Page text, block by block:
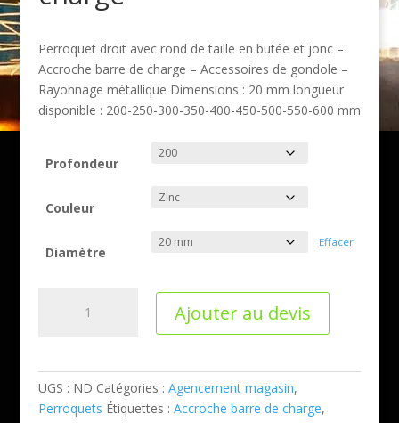
Perroquet droit avec rond de taille en butée et jonc –
Accroche barre de charge – Accessoires de gondole –
Rayonnage métallique Dimensions : 20 mm longueur
disponible : 200-250-300-350-400-450-500-550-600 mm
Profondeur
Couleur
Diamètre
Effacer
Ajouter au devis
UGS : ND Catégories : Agencement magasin,
Perroquets Étiquettes : Accroche barre de charge,